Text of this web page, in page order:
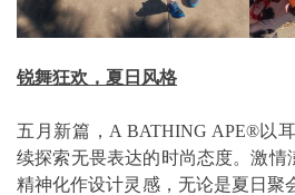
锐舞狂欢，夏日风格
五月新篇，A BATHING APE®以
续探索无畏表达的时尚态度。激情
精神化作设计灵感，无论是夏日聚